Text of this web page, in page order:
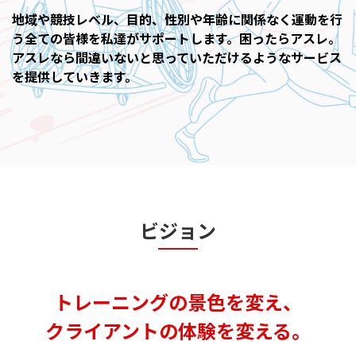
地域や競技レベル、目的、性別や年齢に関係なく運動を行
う全ての皆様を私達がサポートします。困ったらアスレ。
アスレなら間違いないと思っていただけるようなサービス
を提供していきます。
ビジョン
トレーニングの景色を変え、
クライアントの体験を変える。